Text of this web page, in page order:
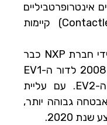
אינטרופרטביליים
עם תשתיות ללא מגע (Contactless) קיימות
טכנולוגיית Desfire פותחה על ידי חברת NXP כבר
בשנת 2002 והתפתחה בשנת 2008 לדור ה-EV1
ולאחר מכן ב-2018 לדור ה-EV2. עם עליית
גבוהה יותר,